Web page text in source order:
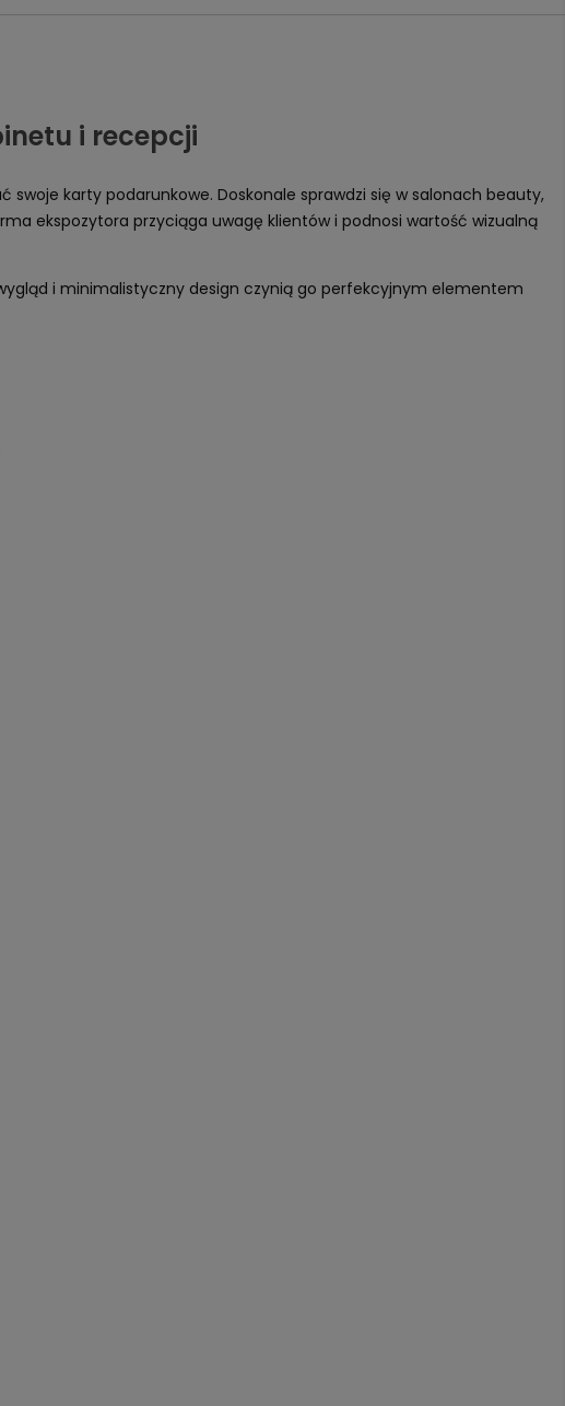
i recepcji
karty podarunkowe. Doskonale sprawdzi się w salonach beauty,
ekspozytora przyciąga uwagę klientów i podnosi wartość wizualną
i minimalistyczny design czynią go perfekcyjnym elementem